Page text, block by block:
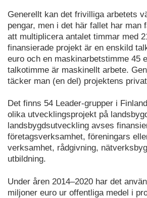
Generellt kan det frivilliga arbetets
pengar, men i det här fallet har man
att multiplicera antalet timmar med
finansierade projekt är en enskild
euro och en maskinarbetstimme 45
talkotimme är maskinellt arbete.
täcker man (en del) projektens
Det finns 54 Leader-grupper i
olika utvecklingsprojekt på
landsbygdsutveckling avses
företagsverksamhet, föreningars
verksamhet, rådgivning,
utbildning.
Under åren 2014–2020 har det
miljoner euro ur offentliga medel i